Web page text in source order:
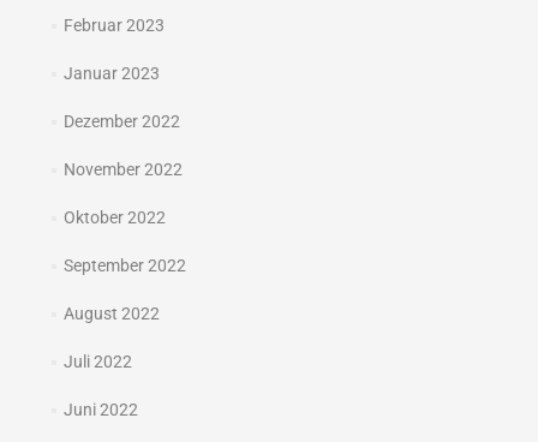
Februar 2023
Januar 2023
Dezember 2022
November 2022
Oktober 2022
September 2022
August 2022
Juli 2022
Juni 2022